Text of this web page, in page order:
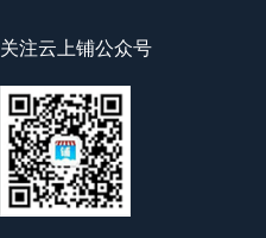
关注云上铺公众号